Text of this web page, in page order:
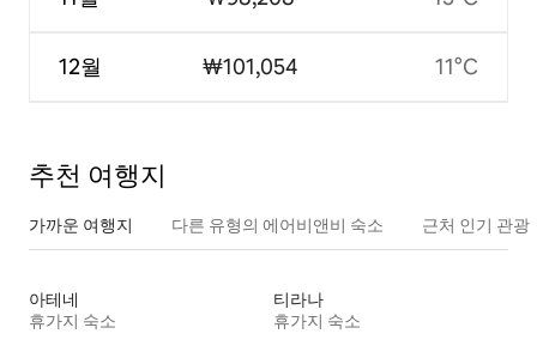
12월 ₩101,054 11°C
추천 여행지
가까운 여행지 다른 유형의 에어비앤비 숙소 근처 인기 관광
아테네
휴가지 숙소
티라나
휴가지 숙소